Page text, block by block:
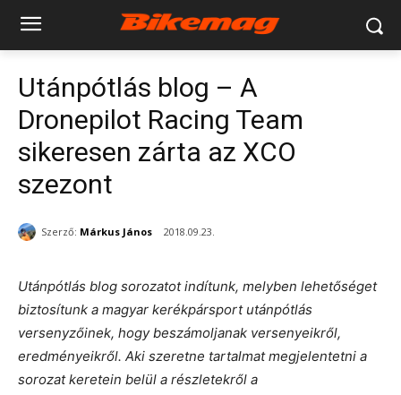
Utánpótlás blog – A
Dronepilot Racing Team
sikeresen zárta az XCO
szezont
Szerző: Márkus János 2018.09.23.
Utánpótlás blog sorozatot indítunk, melyben lehetőséget
biztosítunk a magyar kerékpársport utánpótlás
versenyzőinek, hogy beszámoljanak versenyeikről,
eredményeikről. Aki szeretne tartalmat megjelentetni a
sorozat keretein belül a részletekről a